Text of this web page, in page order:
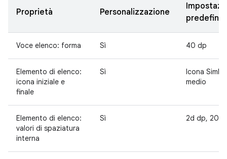
Proprietà Personalizzazione
Voce elenco: forma Sì 40 dp
Elemento di elenco:
icona iniziale e
finale
Sì
Icona
medio
Elemento di elenco:
valori di spaziatura
interna
Sì 2d dp, 20